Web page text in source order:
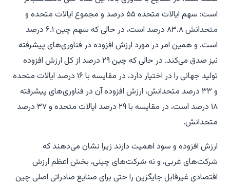
است: سهم ایالات متحده ۵۵ درصد و مجموع ایالات متحده و
متحدانش ۸۳.۸ درصد است، در حالی که سهم چین ۶.۱ درصد
است. و همین امر در مورد ارزش افزوده در فناوری‌های پیشرفته
نیز صدق می‌کند. در حالی که چین ۲۹ درصد از کل ارزش افزوده
تولید جهانی را در اختیار دارد، در مقایسه با ۱۶ درصد ایالات متحده
و ۳۳ درصد متحدانش، ارزش افزوده آن در فناوری‌های پیشرفته
۱۸ درصد است، در مقایسه با ۲۹ درصد ایالات متحده و ۳۷ درصد
متحدانش.
ارزش افزوده و سود اهمیت دارند زیرا نشان می‌دهند که
شرکت‌های غربی، و نه شرکت‌های چینی، بخش اعظم ارزش
اقتصادی غیرقابل جایگزین را حتی برای صنایع صادراتی اصلی چین